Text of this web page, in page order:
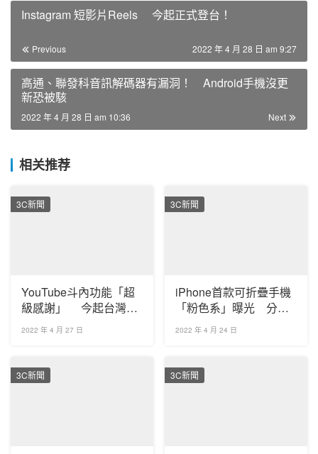
Instagram 短影片Reels 今起正式登台！
Previous 2022 年 4 月 28 日 am 9:27
高通、聯發科音訊解碼器有漏洞！ Android手機沒更
新恐被駭
Next
2022 年 4 月 28 日 am 10:36
相关推荐
3C新聞
YouTube斗內功能「超
級感謝」 今起台灣也
可用了！
2022 年 4 月 27 日
3C新聞
iPhone首款可折疊手機
「粉色系」曝光 分析
師：最快2025年推出
2022 年 4 月 24 日
3C新聞 3C新聞